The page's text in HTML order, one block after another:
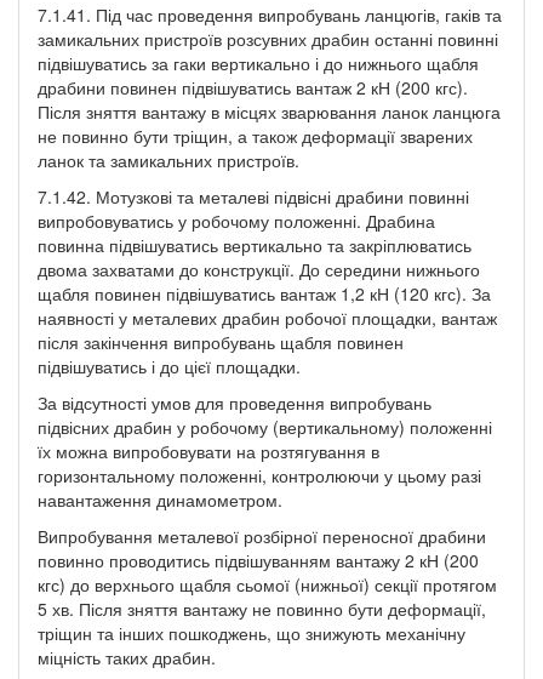
7.1.41. Під час проведення випробувань ланцюгів, гаків та
замикальних пристроїв розсувних драбин останні повинні
підвішуватись за гаки вертикально і до нижнього щабля
драбини повинен підвішуватись вантаж 2 кН (200 кгс).
Після зняття вантажу в місцях зварювання ланок ланцюга
не повинно бути тріщин, а також деформації зварених
ланок та замикальних пристроїв.
7.1.42. Мотузкові та металеві підвісні драбини повинні
випробовуватись у робочому положенні. Драбина
повинна підвішуватись вертикально та закріплюватись
двома захватами до конструкції. До середини нижнього
щабля повинен підвішуватись вантаж 1,2 кН (120 кгс). За
наявності у металевих драбин робочої площадки, вантаж
після закінчення випробувань щабля повинен
підвішуватись і до цієї площадки.
За відсутності умов для проведення випробувань
підвісних драбин у робочому (вертикальному) положенні
їх можна випробовувати на розтягування в
горизонтальному положенні, контролюючи у цьому разі
навантаження динамометром.
Випробування металевої розбірної переносної драбини
повинно проводитись підвішуванням вантажу 2 кН (200
кгс) до верхнього щабля сьомої (нижньої) секції протягом
5 хв. Після зняття вантажу не повинно бути деформації,
тріщин та інших пошкоджень, що знижують механічну
міцність таких драбин.